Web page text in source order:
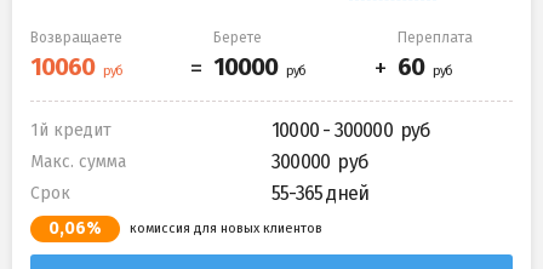
Возвращаете Берете Переплата
1й кредит 10000 - 300000
Макс. сумма 300000
Срок 55-365 дней
0,06% комиссия для новых клиентов